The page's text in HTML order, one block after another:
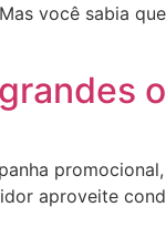
você sabia
aproveite